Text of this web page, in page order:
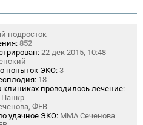
подросток
852
22 дек 2015, 10:48
попыток ЭКО: 3
18
клиниках проводилось лечение:
ФЕВ
удачное ЭКО: ММА Сеченова